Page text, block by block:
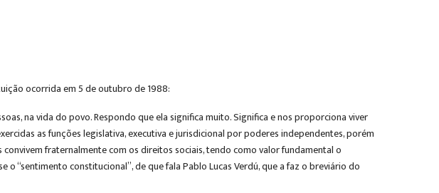
ocorrida em 5 de outubro de 1988:
na vida do povo. Respondo que ela significa muito. Significa e nos proporciona viver
as funções legislativa, executiva e jurisdicional por poderes independentes, porém
fraternalmente com os direitos sociais, tendo como valor fundamental o
“sentimento constitucional”, de que fala Pablo Lucas Verdú, que a faz o breviário do